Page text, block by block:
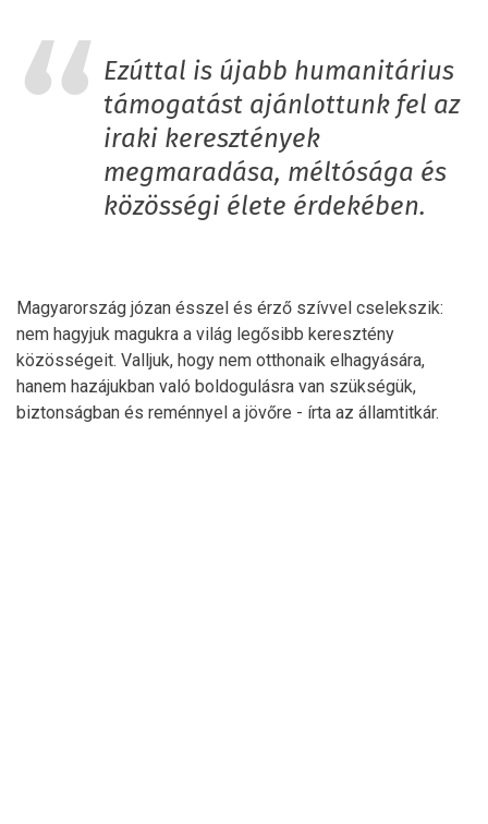
Ezúttal is újabb humanitárius
támogatást ajánlottunk fel az
iraki keresztények
megmaradása, méltósága és
közösségi élete érdekében.
Magyarország józan ésszel és érző szívvel cselekszik:
nem hagyjuk magukra a világ legősibb keresztény
közösségeit. Valljuk, hogy nem otthonaik elhagyására,
hanem hazájukban való boldogulásra van szükségük,
biztonságban és reménnyel a jövőre - írta az államtitkár.